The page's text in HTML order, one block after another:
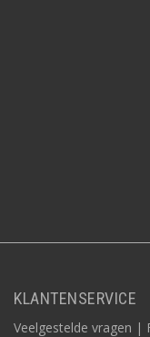
KLANTENSERVICE
Veelgestelde vragen |